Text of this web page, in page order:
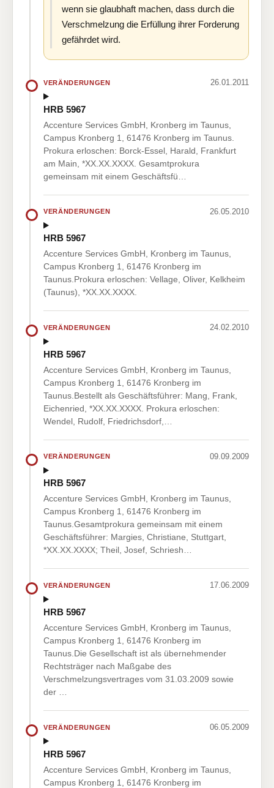
wenn sie glaubhaft machen, dass durch die
Verschmelzung die Erfüllung ihrer Forderung
gefährdet wird.
VERÄNDERUNGEN 26.01.2011
HRB 5967
Accenture Services GmbH, Kronberg im Taunus,
Campus Kronberg 1, 61476 Kronberg im Taunus.
Prokura erloschen: Borck-Essel, Harald, Frankfurt
am Main, *XX.XX.XXXX. Gesamtprokura
gemeinsam mit einem Geschäftsfü…
VERÄNDERUNGEN 26.05.2010
HRB 5967
Accenture Services GmbH, Kronberg im Taunus,
Campus Kronberg 1, 61476 Kronberg im
Taunus.Prokura erloschen: Vellage, Oliver, Kelkheim
(Taunus), *XX.XX.XXXX.
VERÄNDERUNGEN 24.02.2010
HRB 5967
Accenture Services GmbH, Kronberg im Taunus,
Campus Kronberg 1, 61476 Kronberg im
Taunus.Bestellt als Geschäftsführer: Mang, Frank,
Eichenried, *XX.XX.XXXX. Prokura erloschen:
Wendel, Rudolf, Friedrichsdorf,…
VERÄNDERUNGEN 09.09.2009
HRB 5967
Accenture Services GmbH, Kronberg im Taunus,
Campus Kronberg 1, 61476 Kronberg im
Taunus.Gesamtprokura gemeinsam mit einem
Geschäftsführer: Margies, Christiane, Stuttgart,
*XX.XX.XXXX; Theil, Josef, Schriesh…
VERÄNDERUNGEN 17.06.2009
HRB 5967
Accenture Services GmbH, Kronberg im Taunus,
Campus Kronberg 1, 61476 Kronberg im
Taunus.Die Gesellschaft ist als übernehmender
Rechtsträger nach Maßgabe des
Verschmelzungsvertrages vom 31.03.2009 sowie
der …
VERÄNDERUNGEN 06.05.2009
HRB 5967
Accenture Services GmbH, Kronberg im Taunus,
Campus Kronberg 1, 61476 Kronberg im